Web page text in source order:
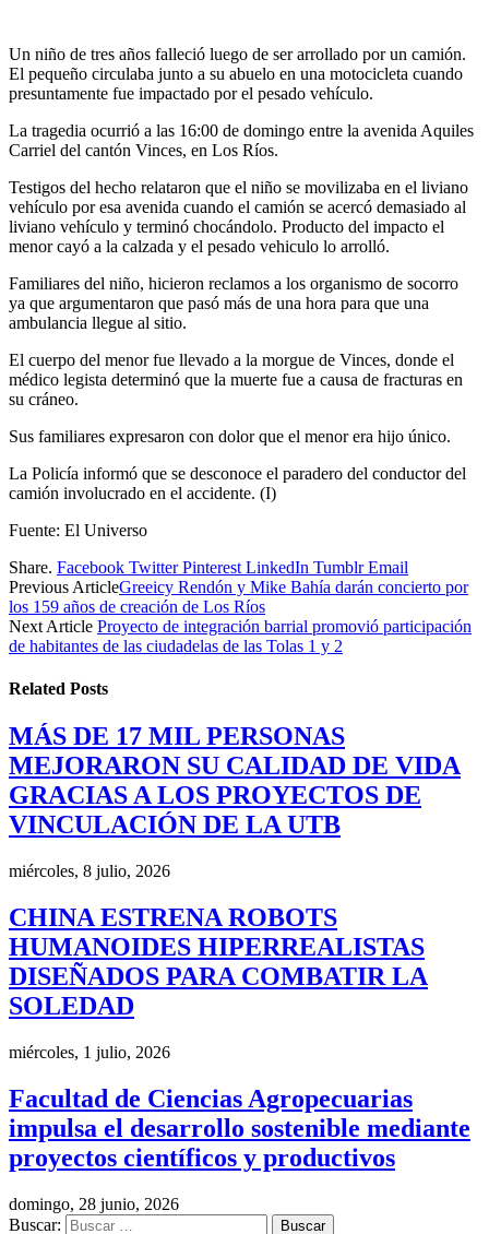
Un niño de tres años falleció luego de ser arrollado por un camión.
El pequeño circulaba junto a su abuelo en una motocicleta cuando
presuntamente fue impactado por el pesado vehículo.
La tragedia ocurrió a las 16:00 de domingo entre la avenida Aquiles
Carriel del cantón Vinces, en Los Ríos.
Testigos del hecho relataron que el niño se movilizaba en el liviano
vehículo por esa avenida cuando el camión se acercó demasiado al
liviano vehículo y terminó chocándolo. Producto del impacto el
menor cayó a la calzada y el pesado vehiculo lo arrolló.
Familiares del niño, hicieron reclamos a los organismo de socorro
ya que argumentaron que pasó más de una hora para que una
ambulancia llegue al sitio.
El cuerpo del menor fue llevado a la morgue de Vinces, donde el
médico legista determinó que la muerte fue a causa de fracturas en
su cráneo.
Sus familiares expresaron con dolor que el menor era hijo único.
La Policía informó que se desconoce el paradero del conductor del
camión involucrado en el accidente. (I)
Fuente: El Universo
Share. Facebook Twitter Pinterest LinkedIn Tumblr Email
Previous ArticleGreeicy Rendón y Mike Bahía darán concierto por
los 159 años de creación de Los Ríos
Next Article Proyecto de integración barrial promovió participación
de habitantes de las ciudadelas de las Tolas 1 y 2
Related Posts
MÁS DE 17 MIL PERSONAS
MEJORARON SU CALIDAD DE VIDA
GRACIAS A LOS PROYECTOS DE
VINCULACIÓN DE LA UTB
miércoles, 8 julio, 2026
CHINA ESTRENA ROBOTS
HUMANOIDES HIPERREALISTAS
DISEÑADOS PARA COMBATIR LA
SOLEDAD
miércoles, 1 julio, 2026
Facultad de Ciencias Agropecuarias
impulsa el desarrollo sostenible mediante
proyectos científicos y productivos
domingo, 28 junio, 2026
Buscar: